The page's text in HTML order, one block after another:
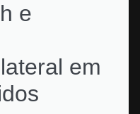
e
em